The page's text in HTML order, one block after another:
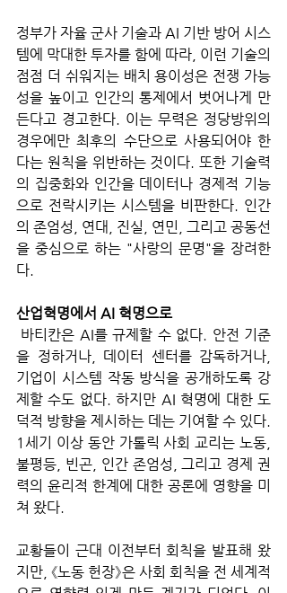
정부가 자율 군사 기술과 AI 기반 방어 시스
템에 막대한 투자를 함에 따라, 이런 기술의
점점 더 쉬워지는 배치 용이성은 전쟁 가능
성을 높이고 인간의 통제에서 벗어나게 만
든다고 경고한다. 이는 무력은 정당방위의
경우에만 최후의 수단으로 사용되어야 한
다는 원칙을 위반하는 것이다. 또한 기술력
의 집중화와 인간을 데이터나 경제적 기능
으로 전락시키는 시스템을 비판한다. 인간
의 존엄성, 연대, 진실, 연민, 그리고 공동선
을 중심으로 하는 "사랑의 문명"을 장려한
다.
산업혁명에서 AI 혁명으로
을 정하거나, 데이터 센터를 감독하거나,
기업이 시스템 작동 방식을 공개하도록 강
제할 수도 없다. 하지만 AI 혁명에 대한 도
덕적 방향을 제시하는 데는 기여할 수 있다.
1세기 이상 동안 가톨릭 사회 교리는 노동,
불평등, 빈곤, 인간 존엄성, 그리고 경제 권
력의 윤리적 한계에 대한 공론에 영향을 미
쳐 왔다.
교황들이 근대 이전부터 회칙을 발표해 왔
지만, 《노동 헌장》은 사회 회칙을 전 세계적